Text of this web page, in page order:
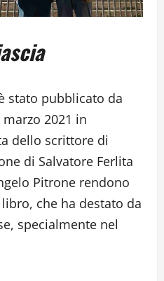
stato pubblicato da
marzo 2021 in
dello scrittore di
di Salvatore Ferlita
Pitrone rendono
che ha destato da
specialmente nel